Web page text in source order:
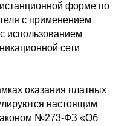
форме по
с применением
использованием
сети
оказания платных
настоящим
№273-ФЗ «Об